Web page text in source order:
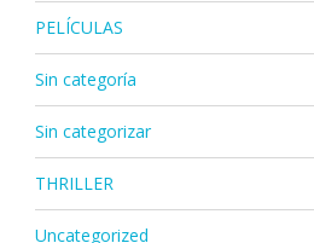
PELÍCULAS
Sin categoría
Sin categorizar
THRILLER
Uncategorized